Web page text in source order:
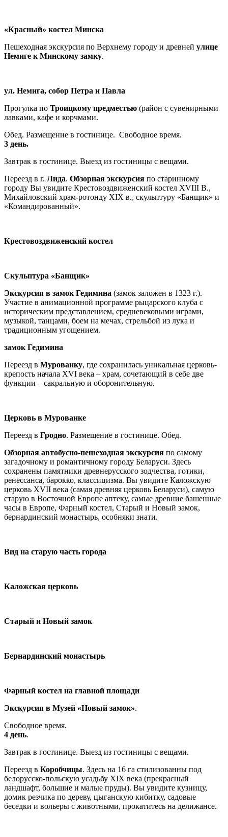
«Красный» костел Минска
Пешеходная экскурсия по Верхнему городу и древней улице
Немиге к Минскому замку.
ул. Немига, собор Петра и Павла
Прогулка по Троицкому предместью (район с сувенирными
лавками, кафе и корчмами.
Обед. Размещение в гостинице. Свободное время.
3 день.
Завтрак в гостинице. Выезд из гостиницы с вещами.
Переезд в г. Лида. Обзорная экскурсия по старинному
городу Вы увидите Крестовоздвиженский костел XVIII В.,
Михайловский храм-ротонду XIX в., скульптуру «Банщик» и
«Командированный».
Крестовоздвиженский костел
Cкульптура «Банщик»
Экскурсия в замок Гедимина (замок заложен в 1323 г.).
Участие в анимационной программе рыцарского клуба с
историческим представлением, средневековыми играми,
музыкой, танцами, боем на мечах, стрельбой из лука и
традиционным угощением.
замок Гедимина
Переезд в Мурованку, где сохранилась уникальная церковь-
крепость начала XVI века – храм, сочетающий в себе две
функции – сакральную и оборонительную.
Церковь в Мурованке
Переезд в Гродно. Размещение в гостинице. Обед.
Обзорная автобусно-пешеходная экскурсия по самому
загадочному и романтичному городу Беларуси. Здесь
сохранены памятники древнерусского зодчества, готики,
ренессанса, барокко, классицизма. Вы увидите Каложскую
церковь XVII века (самая древняя церковь Беларуси), самую
старую в Восточной Европе аптеку, самые древние башенные
часы в Европе, Фарный костел, Старый и Новый замок,
бернардинский монастырь, особняки знати.
Вид на старую часть города
Каложская церковь
Старый и Новый замок
Бернардинский монастырь
Фарный костел на главной площади
Экскурсия в Музей «Новый замок».
Свободное время.
4 день.
Завтрак в гостинице. Выезд из гостиницы с вещами.
Переезд в Коробчицы. Здесь на 16 га стилизованны под
белорусско-польскую усадьбу XIX века (прекрасный
ландшафт, большие и малые пруды). Вы увидите кузницу,
домик резчика по дереву, цыганскую кибитку, садовые
беседки и вольеры с животными, прокатитесь на делижансе.